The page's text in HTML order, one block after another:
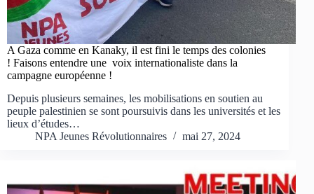
A Gaza comme en Kanaky, il est fini le temps des colonies
! Faisons entendre une voix internationaliste dans la
campagne européenne !
Depuis plusieurs semaines, les mobilisations en soutien au
peuple palestinien se sont poursuivis dans les universités et les
lieux d’études…
NPA Jeunes Révolutionnaires
mai 27, 2024